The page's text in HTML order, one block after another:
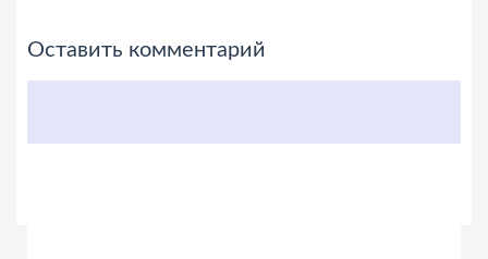
Оставить комментарий